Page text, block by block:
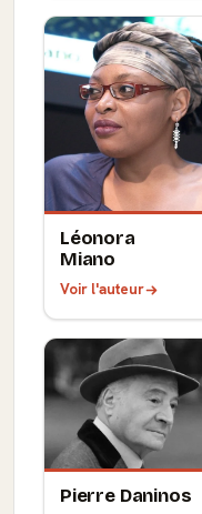
Léonora
Miano
Voir l'auteur
Pierre Daninos